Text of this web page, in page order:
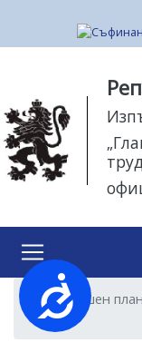
внимание:
Този
уебсайт
разполага
достъпност.
Годишен
г.